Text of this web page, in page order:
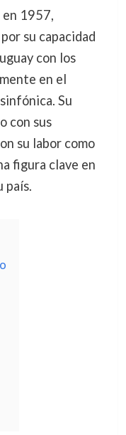
1957,
su capacidad
con los
en el
Su
con sus
su labor como
figura clave en
país.